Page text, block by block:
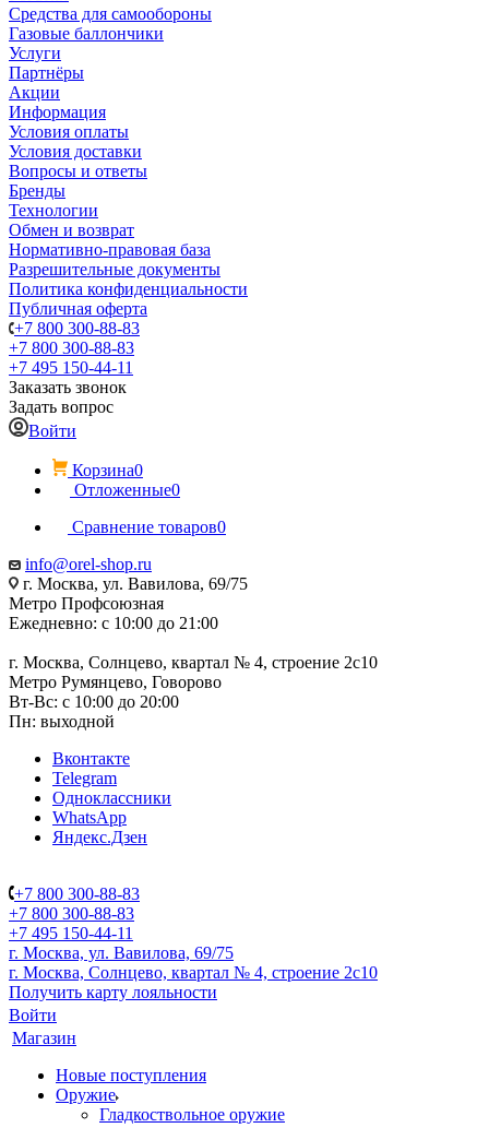
Средства для самообороны
Газовые баллончики
Услуги
Партнёры
Акции
Информация
Условия оплаты
Условия доставки
Вопросы и ответы
Бренды
Технологии
Обмен и возврат
Нормативно-правовая база
Разрешительные документы
Политика конфиденциальности
Публичная оферта
+7 800 300-88-83
+7 800 300-88-83
+7 495 150-44-11
Заказать звонок
Задать вопрос
Войти
Корзина0
Отложенные0
Сравнение товаров0
info@orel-shop.ru
г. Москва, ул. Вавилова, 69/75
Метро Профсоюзная
Ежедневно: с 10:00 до 21:00
г. Москва, Солнцево, квартал № 4, строение 2с10
Метро Румянцево, Говорово
Вт-Вс: с 10:00 до 20:00
Пн: выходной
Вконтакте
Telegram
Одноклассники
WhatsApp
Яндекс.Дзен
+7 800 300-88-83
+7 800 300-88-83
+7 495 150-44-11
г. Москва, ул. Вавилова, 69/75
г. Москва, Солнцево, квартал № 4, строение 2с10
Получить карту лояльности
Войти
Магазин
Новые поступления
Оружие
Гладкоствольное оружие